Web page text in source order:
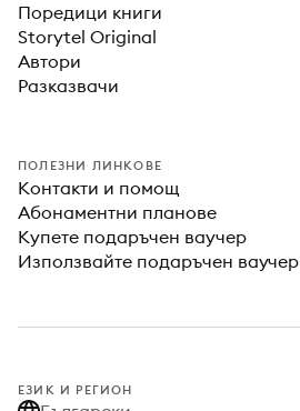
Поредици книги
Storytel Original
Автори
Разказвачи
ПОЛЕЗНИ ЛИНКОВЕ
Контакти и помощ
Абонаментни планове
Купете подаръчен ваучер
Използвайте подаръчен ваучер
ЕЗИК И РЕГИОН